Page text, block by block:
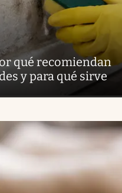
qué recomiendan
y para qué sirve